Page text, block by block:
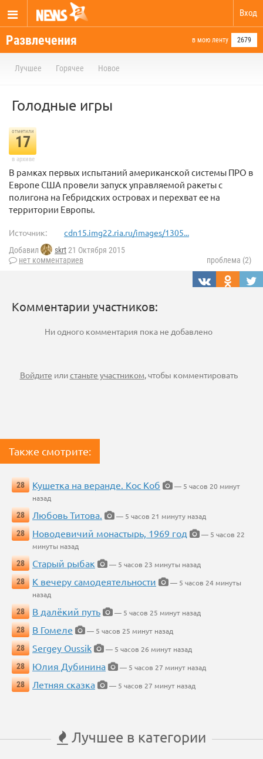
Вход
Развлечения в мою ленту 2679
Лучшее Горячее Новое
Голодные игры
отметили
17
в архиве
В рамках первых испытаний американской системы ПРО в
Европе США провели запуск управляемой ракеты с
полигона на Гебридских островах и перехват ее на
территории Европы.
Источник: cdn15.img22.ria.ru/images/1305...
Добавил skrt21 Октября 2015
нет комментариев
проблема (2)
Комментарии участников:
Ни одного комментария пока не добавлено
Войдите илистаньте участником, чтобы комментировать
Также смотрите:
28 Кушетка на веранде. Кос Коб
— 5 часов 20 минут
назад
28
Любовь Титова.
— 5 часов 21 минуту назад
28
Новодевичий монастырь, 1969 год
— 5 часов 22
минуты назад
28
Старый рыбак
— 5 часов 23 минуты назад
28
К вечеру самодеятельности
— 5 часов 24 минуты
назад
28
В далёкий путь
— 5 часов 25 минут назад
28
В Гомеле
— 5 часов 25 минут назад
28
Sergey Oussik
— 5 часов 26 минут назад
28
Юлия Дубинина
— 5 часов 27 минут назад
28
Летняя сказка — 5 часов 27 минут назад
Лучшее в категории